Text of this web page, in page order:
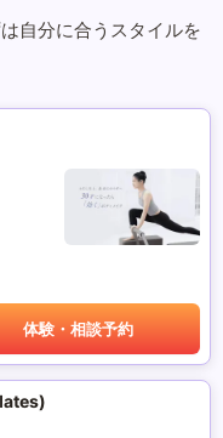
自分に合うスタイルを
体験・相談予約